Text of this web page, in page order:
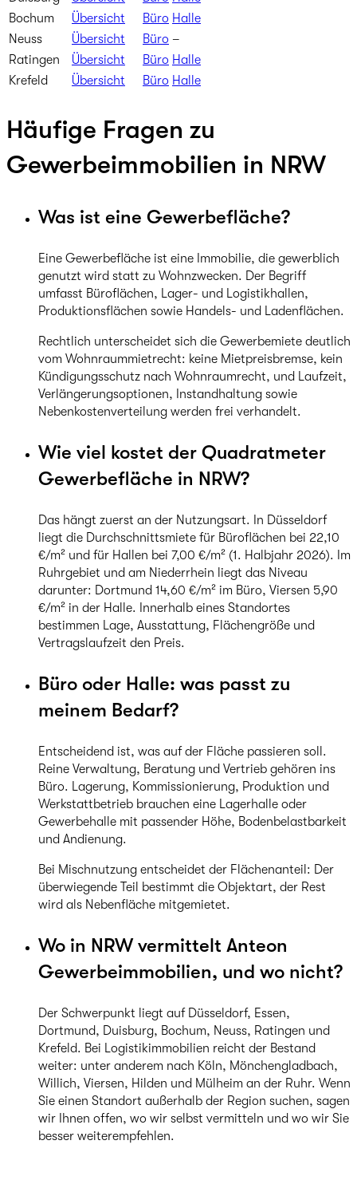
Bochum
Übersicht Büro Halle
Neuss
Übersicht Büro –
Ratingen
Übersicht Büro Halle
Krefeld
Übersicht Büro Halle
Häufige Fragen zu
Gewerbeimmobilien in NRW
Was ist eine Gewerbefläche?
Eine Gewerbefläche ist eine Immobilie, die gewerblich
genutzt wird statt zu Wohnzwecken. Der Begriff
umfasst Büroflächen, Lager- und Logistikhallen,
Produktionsflächen sowie Handels- und Ladenflächen.
Rechtlich unterscheidet sich die Gewerbemiete deutlich
vom Wohnraummietrecht: keine Mietpreisbremse, kein
Kündigungsschutz nach Wohnraumrecht, und Laufzeit,
Verlängerungsoptionen, Instandhaltung sowie
Nebenkostenverteilung werden frei verhandelt.
Wie viel kostet der Quadratmeter
Gewerbefläche in NRW?
Das hängt zuerst an der Nutzungsart. In Düsseldorf
liegt die Durchschnittsmiete für Büroflächen bei 22,10
€/m² und für Hallen bei 7,00 €/m² (1. Halbjahr 2026). Im
Ruhrgebiet und am Niederrhein liegt das Niveau
darunter: Dortmund 14,60 €/m² im Büro, Viersen 5,90
€/m² in der Halle. Innerhalb eines Standortes
bestimmen Lage, Ausstattung, Flächengröße und
Vertragslaufzeit den Preis.
Büro oder Halle: was passt zu
meinem Bedarf?
Entscheidend ist, was auf der Fläche passieren soll.
Reine Verwaltung, Beratung und Vertrieb gehören ins
Büro. Lagerung, Kommissionierung, Produktion und
Werkstattbetrieb brauchen eine Lagerhalle oder
Gewerbehalle mit passender Höhe, Bodenbelastbarkeit
und Andienung.
Bei Mischnutzung entscheidet der Flächenanteil: Der
überwiegende Teil bestimmt die Objektart, der Rest
wird als Nebenfläche mitgemietet.
Wo in NRW vermittelt Anteon
Gewerbeimmobilien, und wo nicht?
Der Schwerpunkt liegt auf Düsseldorf, Essen,
Dortmund, Duisburg, Bochum, Neuss, Ratingen und
Krefeld. Bei Logistikimmobilien reicht der Bestand
weiter: unter anderem nach Köln, Mönchengladbach,
Willich, Viersen, Hilden und Mülheim an der Ruhr. Wenn
Sie einen Standort außerhalb der Region suchen, sagen
wir Ihnen offen, wo wir selbst vermitteln und wo wir Sie
besser weiterempfehlen.